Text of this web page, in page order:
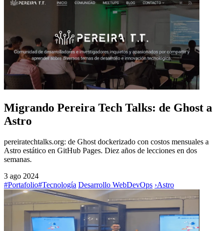
Migrando Pereira Tech Talks: de Ghost a
Astro
pereiratechtalks.org: de Ghost dockerizado con costos mensuales a
Astro estático en GitHub Pages. Diez años de lecciones en dos
semanas.
3 ago 2024
#Portafolio#Tecnología Desarrollo WebDevOps ›Astro